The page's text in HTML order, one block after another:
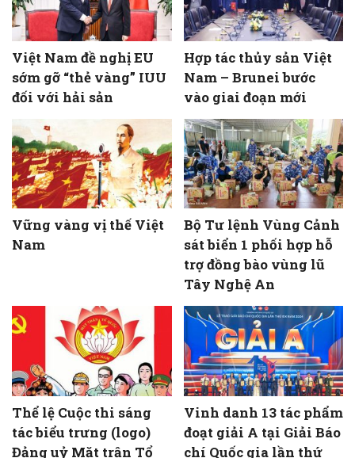
Việt Nam đề nghị EU
sớm gỡ “thẻ vàng” IUU
đối với hải sản
Hợp tác thủy sản Việt
Nam – Brunei bước
vào giai đoạn mới
Vững vàng vị thế Việt
Nam
Bộ Tư lệnh Vùng Cảnh
sát biển 1 phối hợp hỗ
trợ đồng bào vùng lũ
Tây Nghệ An
Thể lệ Cuộc thi sáng
tác biểu trưng (logo)
Đảng uỷ Mặt trận Tổ
Vinh danh 13 tác phẩm
đoạt giải A tại Giải Báo
chí Quốc gia lần thứ